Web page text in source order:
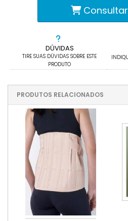
DÚVIDAS
TIRE SUAS DÚVIDAS SOBRE ESTE
PRODUTO
PRODUTOS RELACIONADOS